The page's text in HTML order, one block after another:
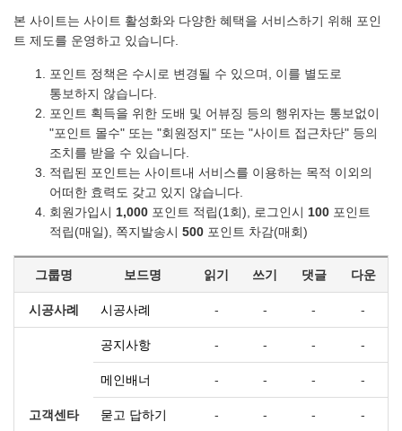
본 사이트는 사이트 활성화와 다양한 혜택을 서비스하기 위해 포인
트 제도를 운영하고 있습니다.
포인트 정책은 수시로 변경될 수 있으며, 이를 별도로
통보하지 않습니다.
포인트 획득을 위한 도배 및 어뷰징 등의 행위자는 통보없이
"포인트 몰수" 또는 "회원정지" 또는 "사이트 접근차단" 등의
조치를 받을 수 있습니다.
적립된 포인트는 사이트내 서비스를 이용하는 목적 이외의
어떠한 효력도 갖고 있지 않습니다.
회원가입시 1,000 포인트 적립(1회), 로그인시 100 포인트
적립(매일), 쪽지발송시 500 포인트 차감(매회)
그룹명 보드명 읽기 쓰기 댓글 다운
시공사례 시공사례 - - - -
고객센타
공지사항 - - - -
메인배너 - - - -
묻고 답하기 - - - -